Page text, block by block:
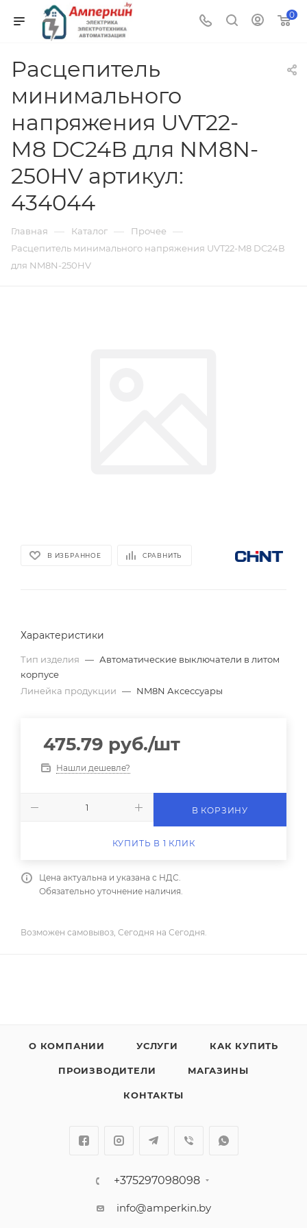
0
Расцепитель
минимального
напряжения UVT22-
M8 DC24В для NM8N-
250HV артикул:
434044
Главная — Каталог — Прочее —
Расцепитель минимального напряжения UVT22-M8 DC24В
для NM8N-250HV
В ИЗБРАННОЕ СРАВНИТЬ
Характеристики
Тип изделия — Автоматические выключатели в литом
корпусе
Линейка продукции — NM8N Аксессуары
475.79 руб./шт
Нашли дешевле?
В КОРЗИНУ
КУПИТЬ В 1 КЛИК
Цена актуальна и указана с НДС.
Обязательно уточнение наличия.
Возможен самовывоз, Сегодня на Сегодня.
О КОМПАНИИ УСЛУГИ КАК КУПИТЬ
ПРОИЗВОДИТЕЛИ МАГАЗИНЫ
КОНТАКТЫ
+375297098098
info@amperkin.by